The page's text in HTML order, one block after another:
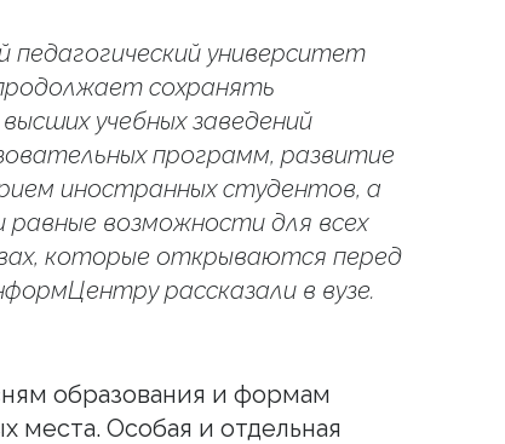
педагогический университет
сохранять
учебных заведений
программ, развитие
иностранных студентов, а
возможности для всех
которые открываются перед
рассказали в вузе.
образования и формам
места. Особая и отдельная